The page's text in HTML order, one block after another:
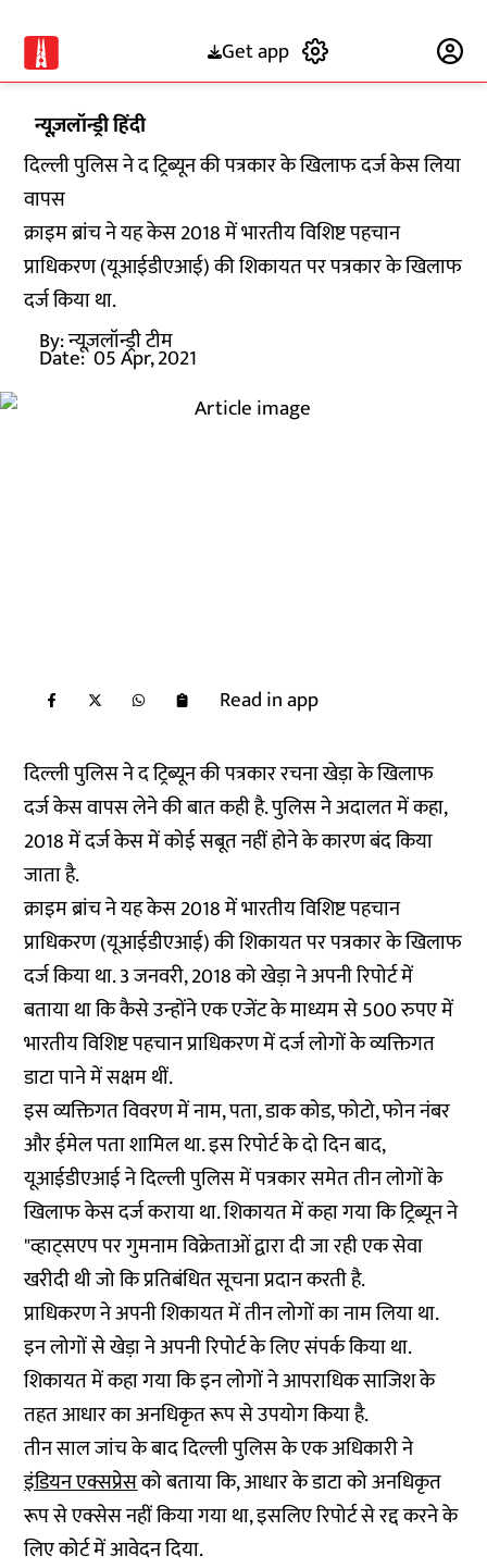
Get app
न्यूज़लॉन्ड्री हिंदी
दिल्ली पुलिस ने द ट्रिब्यून की पत्रकार के खिलाफ दर्ज केस लिया
वापस
क्राइम ब्रांच ने यह केस 2018 में भारतीय विशिष्ट पहचान
प्राधिकरण (यूआईडीएआई) की शिकायत पर पत्रकार के खिलाफ
दर्ज किया था.
By:न्यूज़लॉन्ड्री टीम
Date: 05 Apr, 2021
Read in app
दिल्ली पुलिस ने द ट्रिब्यून की पत्रकार रचना खेड़ा के खिलाफ
दर्ज केस वापस लेने की बात कही है. पुलिस ने अदालत में कहा,
2018 में दर्ज केस में कोई सबूत नहीं होने के कारण बंद किया
जाता है.
क्राइम ब्रांच ने यह केस 2018 में भारतीय विशिष्ट पहचान
प्राधिकरण (यूआईडीएआई) की शिकायत पर पत्रकार के खिलाफ
दर्ज किया था. 3 जनवरी, 2018 को खेड़ा ने अपनी रिपोर्ट में
बताया था कि कैसे उन्होंने एक एजेंट के माध्यम से 500 रुपए में
भारतीय विशिष्ट पहचान प्राधिकरण में दर्ज लोगों के व्यक्तिगत
डाटा पाने में सक्षम थीं.
इस व्यक्तिगत विवरण में नाम, पता, डाक कोड, फोटो, फोन नंबर
और ईमेल पता शामिल था. इस रिपोर्ट के दो दिन बाद,
यूआईडीएआई ने दिल्ली पुलिस में पत्रकार समेत तीन लोगों के
खिलाफ केस दर्ज कराया था. शिकायत में कहा गया कि ट्रिब्यून ने
"व्हाट्सएप पर गुमनाम विक्रेताओं द्वारा दी जा रही एक सेवा
खरीदी थी जो कि प्रतिबंधित सूचना प्रदान करती है.
प्राधिकरण ने अपनी शिकायत में तीन लोगों का नाम लिया था.
इन लोगों से खेड़ा ने अपनी रिपोर्ट के लिए संपर्क किया था.
शिकायत में कहा गया कि इन लोगों ने आपराधिक साजिश के
तहत आधार का अनधिकृत रूप से उपयोग किया है.
तीन साल जांच के बाद दिल्ली पुलिस के एक अधिकारी ने
इंडियन एक्सप्रेसको बताया कि, आधार के डाटा को अनधिकृत
रूप से एक्सेस नहीं किया गया था, इसलिए रिपोर्ट से रद्द करने के
लिए कोर्ट में आवेदन दिया.